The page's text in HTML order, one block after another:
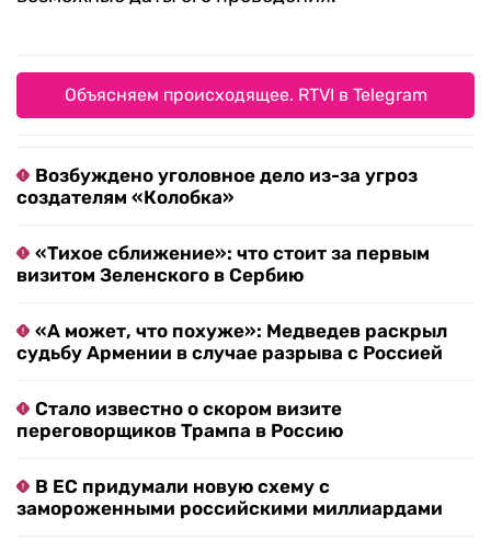
Объясняем происходящее. RTVI в Telegram
Возбуждено уголовное дело из-за угроз
создателям «Колобка»
«Тихое сближение»: что стоит за первым
визитом Зеленского в Сербию
«А может, что похуже»: Медведев раскрыл
судьбу Армении в случае разрыва с Россией
Стало известно о скором визите
переговорщиков Трампа в Россию
В ЕС придумали новую схему с
замороженными российскими миллиардами